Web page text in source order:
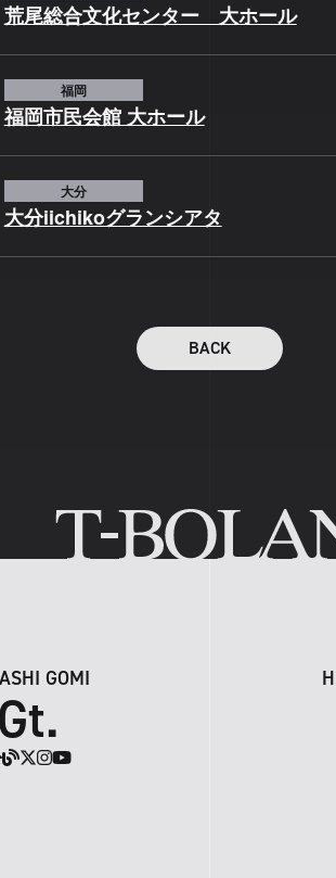
荒尾総合文化センター 大ホール
福岡
福岡市民会館 大ホール
大分
大分iichikoグランシアタ
BACK
GOMI
Gt.